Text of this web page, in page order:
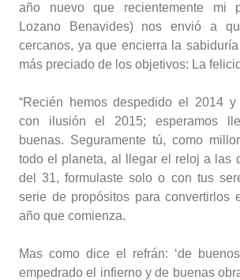
año nuevo que recientemente mi
Lozano Benavides) nos envió a
cercanos, ya que encierra la
más preciado de los objetivos: La
“Recién hemos despedido el 2014
con ilusión el 2015; esperamos
buenas. Seguramente tú, como
todo el planeta, al llegar el reloj a las
del 31, formulaste solo o con tus
serie de propósitos para convertirlos
año que comienza.
Mas como dice el refrán: ‘de
empedrado el infierno y de buenas